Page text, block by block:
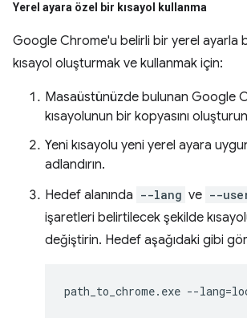
Yerel ayara özel bir kısayol kullanma
Google Chrome'u belirli bir yerel ayarla
kısayol oluşturmak ve kullanmak için:
Masaüstünüzde bulunan Google
kısayolunun bir kopyasını
Yeni kısayolu yeni yerel ayara
adlandırın.
Hedef alanında --lang ve --
işaretleri belirtilecek şekilde
değiştirin. Hedef aşağıdaki gibi